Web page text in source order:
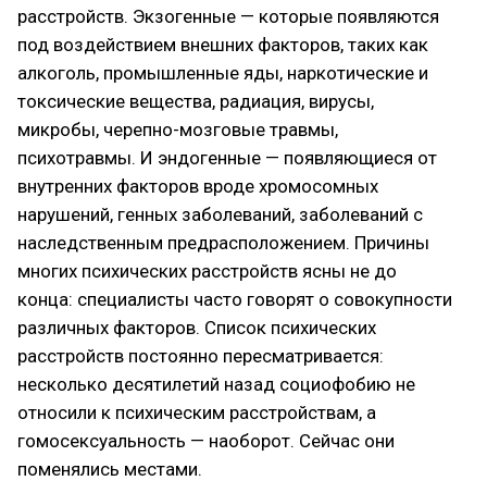
расстройств. Экзогенные — которые появляются
под воздействием внешних факторов, таких как
алкоголь, промышленные яды, наркотические и
токсические вещества, радиация, вирусы,
микробы, черепно-мозговые травмы,
психотравмы. И эндогенные — появляющиеся от
внутренних факторов вроде хромосомных
нарушений, генных заболеваний, заболеваний с
наследственным предрасположением. Причины
многих психических расстройств ясны не до
конца: специалисты часто говорят о совокупности
различных факторов. Список психических
расстройств постоянно пересматривается:
несколько десятилетий назад социофобию не
относили к психическим расстройствам, а
гомосексуальность — наоборот. Сейчас они
поменялись местами.